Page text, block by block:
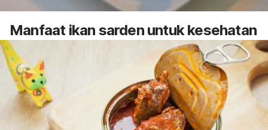
Manfaat ikan sarden untuk kesehatan